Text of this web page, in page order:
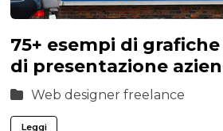
75+ esempi di
di presentazione
Web designer freelance
Leggi